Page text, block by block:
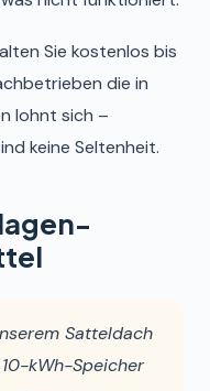
Sie kostenlos bis
die in
lohnt sich –
keine Seltenheit.
Satteldach
kWh-Speicher